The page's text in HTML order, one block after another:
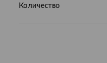
Количество